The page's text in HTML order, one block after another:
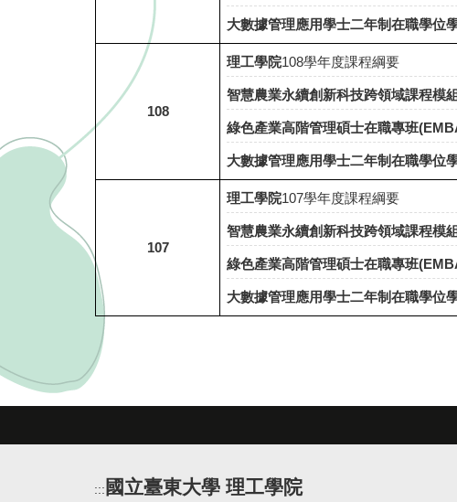
大數據管理應用學士二年制在職學位
108
理工學院108學年度課程綱要
智慧農業永續創新科技跨領域課程模組
綠色產業高階管理碩士在職專班
大數據管理應用學士二年制在職學位
107
理工學院107學年度課程綱要
智慧農業永續創新科技跨領域課程模組
綠色產業高階管理碩士在職專班
大數據管理應用學士二年制在職學位
::: 國立臺東大學 理工學院